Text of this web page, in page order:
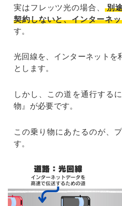
実はフレッツ光の場合、
別
契約しないと、インターネ
す。
光回線を、インターネットを
とします。
しかし、この道を通行する
物』が必要です。
この乗り物にあたるのが、
す。